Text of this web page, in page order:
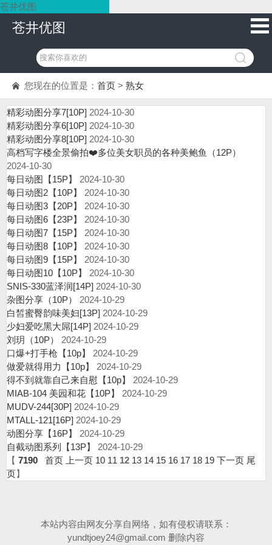
苍井优图
苍井优图
您现在的位置是： 首页 > 熟女
精彩动图分享7[10P] 2024-10-30
精彩动图分享6[10P] 2024-10-30
精彩动图分享8[10P] 2024-10-30
高档写字楼全景偷拍❤️多位美女职员的各种美鲍鱼（12P）
2024-10-30
每日动图【15P】
2024-10-30
每日动图2【10P】
2024-10-30
每日动图3【20P】
2024-10-30
每日动图6【23P】
2024-10-30
每日动图7【15P】
2024-10-30
每日动图8【10P】
2024-10-30
每日动图9【15P】
2024-10-30
每日动图10【10P】
2024-10-30
SNIS-330蓝泽润[14P] 2024-10-30
杂图分享（10P）
2024-10-29
白皙蜜臀韵味美妇[13P] 2024-10-29
少妇爱吃黑大屌[14P] 2024-10-29
刘玥（10P）
2024-10-29
口爆+打手枪【10p】
2024-10-29
做爱就得用力【10p】
2024-10-29
得不到就靠自己来自慰【10p】
2024-10-29
MIAB-104 美园和花【10P】
2024-10-29
MUDV-244[30P] 2024-10-29
MTALL-121[16P] 2024-10-29
动图分享【16P】
2024-10-29
自截动图系列【13P】
2024-10-29
【 7190 首页 上一页 10 11 12 13 14 15 16 17 18 19 下一页 尾
页】
本站内容由网友分享自网络，如有侵权请联系：
yundtjoey24@gmail.com 删除内容